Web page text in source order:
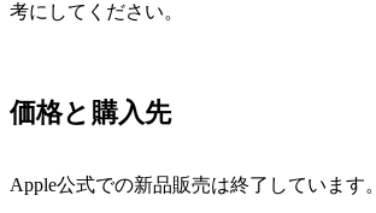
考にしてください。
価格と購入先
Apple公式での新品販売は終了しています。